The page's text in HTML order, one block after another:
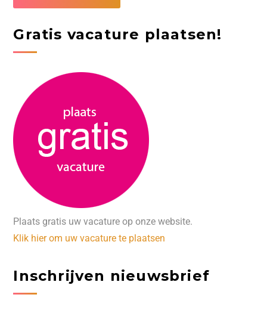
Gratis vacature plaatsen!
Plaats gratis uw vacature op onze website.
Klik hier om uw vacature te plaatsen
Inschrijven nieuwsbrief